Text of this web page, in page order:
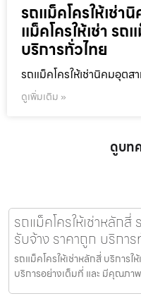
รถแม็คโครให้เช่า
แม็คโครให้เช่า รถ
บริการทั่วไทย
รถแม็คโครให้เช่านิคมอุตส
ดูเพิ่มเติม »
ดูบท
รถแม็คโครให้เช่าหลักสี่
รับจ้าง ราคาถูก บริการ
รถแม็คโครให้เช่าหลักสี่ บริการ
บริการอย่างเต็มที่ และ มีคุณภาพ